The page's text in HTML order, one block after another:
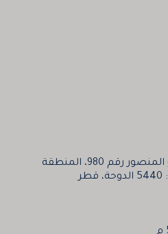
مبني رقم 8، شارع المنصور رقم 980، المنطقة